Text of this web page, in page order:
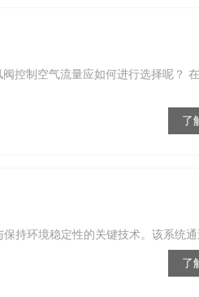
控制空气流量应如何进行选择呢？
了
持环境稳定性的关键技术。该系统
了